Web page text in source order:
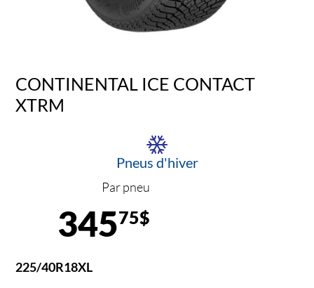
CONTINENTAL ICE CONTACT
XTRM
Pneus d'hiver
Par pneu
34575$
225/40R18XL